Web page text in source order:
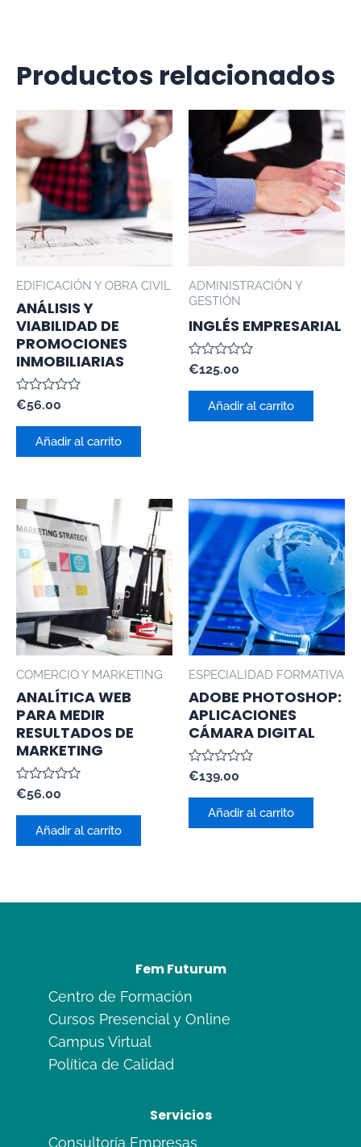
Productos relacionados
EDIFICACIÓN Y OBRA CIVIL
ANÁLISIS Y
VIABILIDAD DE
PROMOCIONES
INMOBILIARIAS
Valorado
con
0
€56.00
Añadir al carrito
ADMINISTRACIÓN Y
GESTIÓN
INGLÉS EMPRESARIAL
Valorado
0
€125.00
Añadir al carrito
COMERCIO Y MARKETING
ANALÍTICA WEB
PARA MEDIR
RESULTADOS DE
MARKETING
Valorado
con
0
€56.00
Añadir al carrito
ESPECIALIDAD FORMATIVA
ADOBE PHOTOSHOP:
APLICACIONES
CÁMARA DIGITAL
Valorado
con
0
€139.00
Añadir al carrito
Fem Futurum
Centro de Formación
Cursos Presencial y Online
Campus Virtual
Política de Calidad
Servicios
Consultoría Empresas